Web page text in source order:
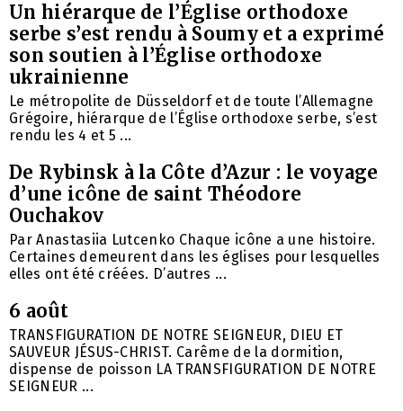
Un hiérarque de l’Église orthodoxe
serbe s’est rendu à Soumy et a exprimé
son soutien à l’Église orthodoxe
ukrainienne
Le métropolite de Düsseldorf et de toute l’Allemagne
Grégoire, hiérarque de l’Église orthodoxe serbe, s’est
rendu les 4 et 5 ...
De Rybinsk à la Côte d’Azur : le voyage
d’une icône de saint Théodore
Ouchakov
Par Anastasiia Lutcenko Chaque icône a une histoire.
Certaines demeurent dans les églises pour lesquelles
elles ont été créées. D’autres ...
6 août
TRANSFIGURATION DE NOTRE SEIGNEUR, DIEU ET
SAUVEUR JÉSUS-CHRIST. Carême de la dormition,
dispense de poisson LA TRANSFIGURATION DE NOTRE
SEIGNEUR ...